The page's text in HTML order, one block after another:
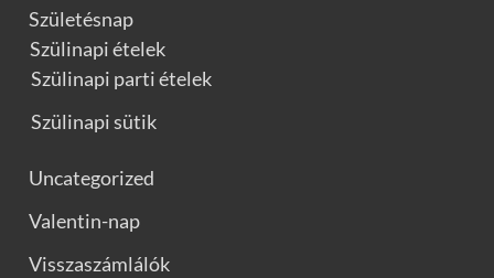
Születésnap
Szülinapi ételek
Szülinapi parti ételek
Szülinapi sütik
Uncategorized
Valentin-nap
Visszaszámlálók